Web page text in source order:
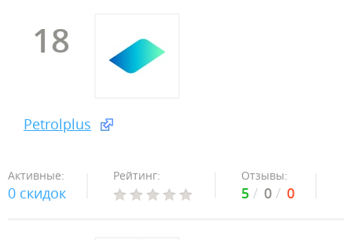
18
Petrolplus
Активные:
0 скидок
Рейтинг: Отзывы:
5 0 0